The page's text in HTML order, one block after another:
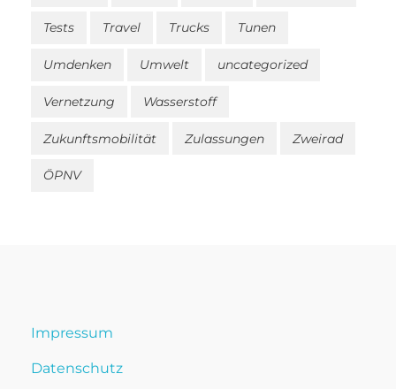
Tests Travel Trucks Tunen
Umdenken Umwelt uncategorized
Vernetzung Wasserstoff
Zukunftsmobilität Zulassungen Zweirad
ÖPNV
Impressum
Datenschutz